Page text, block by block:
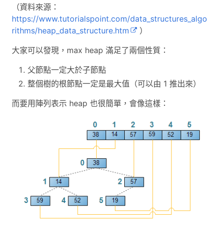
（資料來源：
https://www.tutorialspoint.com/data_structures_algo
rithms/heap_data_structure.htm
）
大家可以發現，max heap 滿足了兩個性質：
父節點一定大於子節點
整個樹的根節點一定是最大值（可以由 1 推出來）
而要用陣列表示 heap 也很簡單，會像這樣：